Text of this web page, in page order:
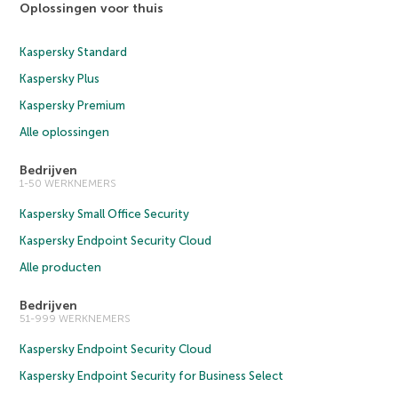
Oplossingen voor thuis
Kaspersky Standard
Kaspersky Plus
Kaspersky Premium
Alle oplossingen
Bedrijven
1-50 WERKNEMERS
Kaspersky Small Office Security
Kaspersky Endpoint Security Cloud
Alle producten
Bedrijven
51-999 WERKNEMERS
Kaspersky Endpoint Security Cloud
Kaspersky Endpoint Security for Business Select